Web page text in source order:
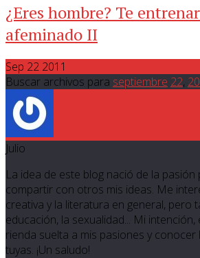
¿Eres hombre? Te
afeminado II
Sep 22 2011
Buscar archivos para septiembre 22,
Julio
La idea de este blog nació de la pasión
compartir con otros mis ideas. Me
creativa y la literatura en general, pero
educación, la sexualidad... Mi
rienda suelta a mis pasiones y conocer
tuyas. ¡Un saludo!